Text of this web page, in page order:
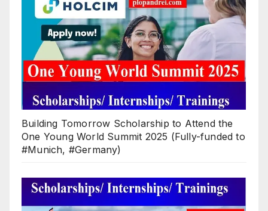
Building Tomorrow Scholarship to Attend the
One Young World Summit 2025 (Fully-funded to
#Munich, #Germany)